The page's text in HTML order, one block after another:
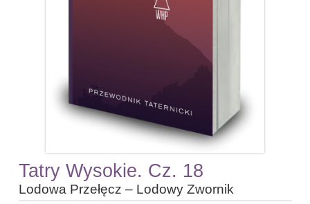
Tatry Wysokie. Cz. 18
Lodowa Przełęcz – Lodowy Zwornik